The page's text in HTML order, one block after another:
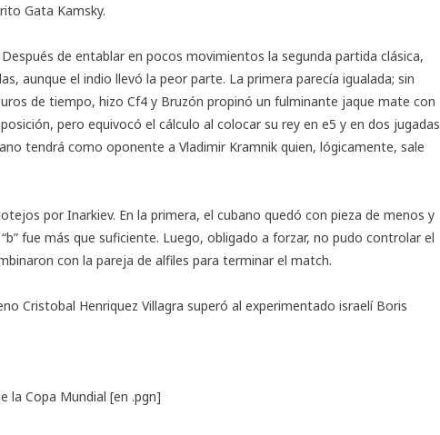
Gata Kamsky.
de entablar en pocos movimientos la segunda partida clásica,
aunque el indio llevó la peor parte. La primera parecía igualada; sin
de tiempo, hizo Cf4 y Bruzón propinó un fulminante jaque mate con
pero equivocó el cálculo al colocar su rey en e5 y en dos jugadas
tendrá como oponente a Vladimir Kramnik quien, lógicamente, sale
por Inarkiev. En la primera, el cubano quedó con pieza de menos y
fue más que suficiente. Luego, obligado a forzar, no pudo controlar el
con la pareja de alfiles para terminar el match.
Cristobal Henriquez Villagra superó al experimentado israelí Boris
la Copa Mundial [en .pgn]